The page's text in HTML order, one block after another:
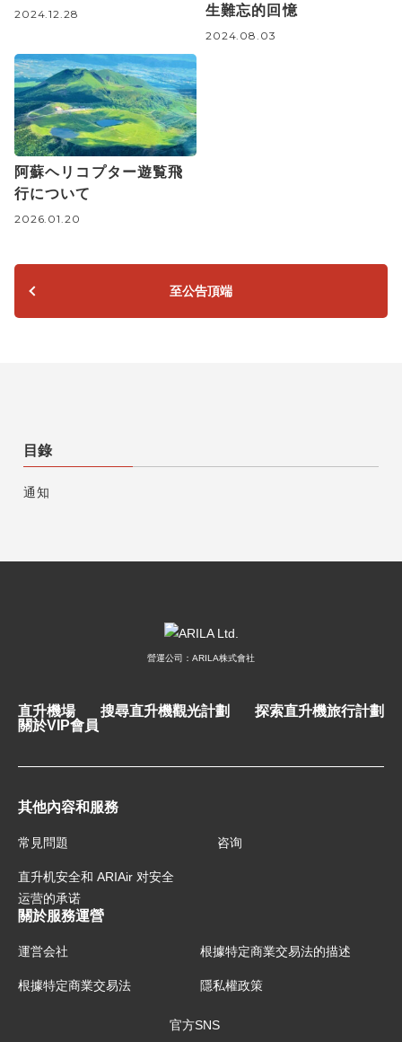
目錄
通知
2024.12.28
生難忘的回憶
2024.08.03
阿蘇ヘリコプター遊覧飛
行について
2026.01.20
至公告頂端
營運公司：ARILA株式會社
直升機場 搜尋直升機觀光計劃
探索直升機旅行計劃
關於VIP會員
其他內容和服務
常見問題 咨询
直升机安全和 ARIAir 对安全
运营的承诺
關於服務運營
運営会社 根據特定商業交易法的描述
根據特定商業交易法 隱私權政策
官方SNS